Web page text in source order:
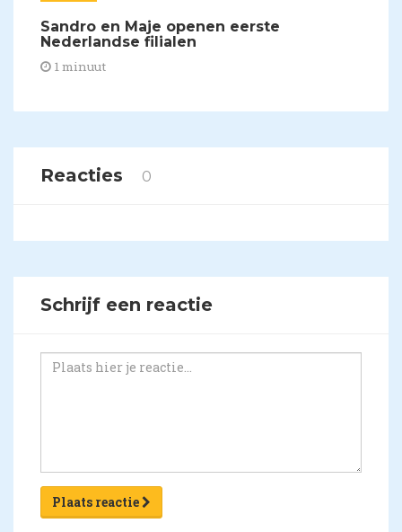
Sandro en Maje openen eerste
Nederlandse filialen
1 minuut
Reacties 0
Schrijf een reactie
Plaats reactie